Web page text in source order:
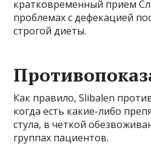
кратковременный прием
проблемах с дефекацией
строгой диеты.
Как правило, Slibalen
когда есть какие-либо
стула, в четкой
группах пациентов.